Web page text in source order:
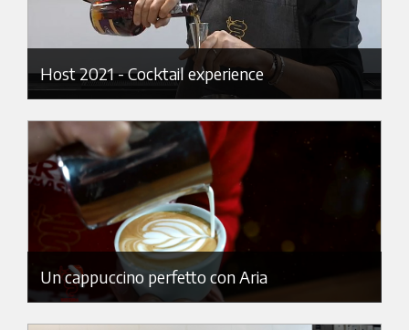
Host 2021 - Cocktail experience
Un cappuccino perfetto con Aria